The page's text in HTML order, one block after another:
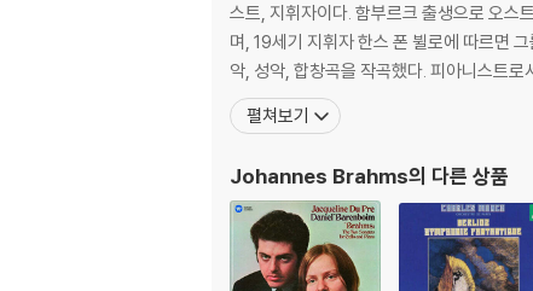
스트, 지휘자이다. 함부르크 출생으로 오스
며, 19세기 지휘자 한스 폰 뷜로에 따르면 그를 요한 제
악, 성악, 합창곡을 작곡했다. 피아니스트로
펼쳐보기
Johannes Brahms의 다른 상품